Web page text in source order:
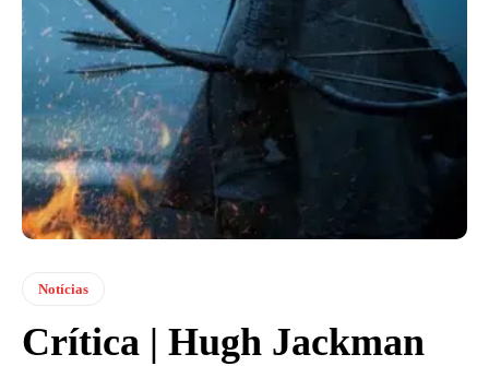
Notícias
Crítica | Hugh Jackman